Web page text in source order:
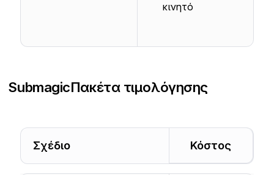
κινητό
SubmagicΠακέτα τιμολόγησης
Σχέδιο Κόστος